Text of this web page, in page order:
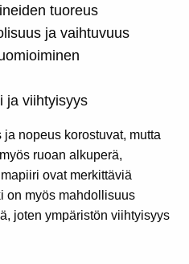
tuoreus
ja vaihtuvuus
ja viihtyisyys
nopeus korostuvat, mutta
ruoan alkuperä,
ovat merkittäviä
on myös mahdollisuus
joten ympäristön viihtyisyys